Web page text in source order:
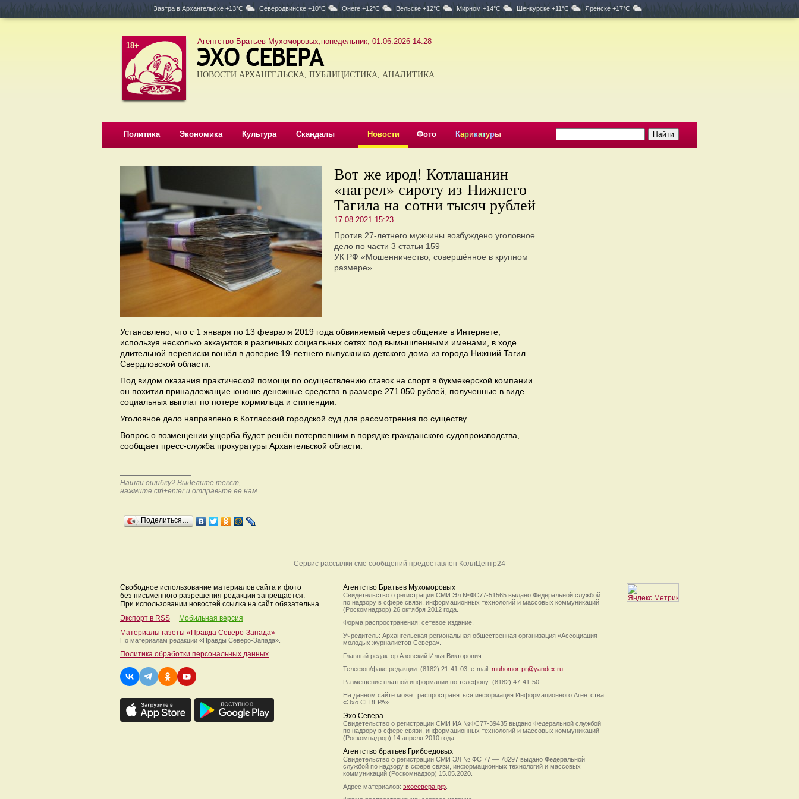
Завтра в Архангельске +13°C Северодвинске +10°C Онеге +12°C Вельске +12°C Мирном +14°C Шенкурске +11°C Яренске +17°C
18+ Агентство Братьев Мухоморовых,понедельник, 01.06.2026 14:28
НОВОСТИ АРХАНГЕЛЬСКА, ПУБЛИЦИСТИКА, АНАЛИТИКА
Политика Экономика Культура Скандалы Новости Фото Карикатуры
Вот же ирод! Котлашанин
«нагрел» сироту из Нижнего
Тагила на сотни тысяч рублей
17.08.2021 15:23
Против 27-летнего мужчины возбуждено уголовное
дело по части 3 статьи 159
УК РФ «Мошенничество, совершённое в крупном
размере».
Установлено, что с 1 января по 13 февраля 2019 года обвиняемый через общение в Интернете,
используя несколько аккаунтов в различных социальных сетях под вымышленными именами, в ходе
длительной переписки вошёл в доверие 19-летнего выпускника детского дома из города Нижний Тагил
Свердловской области.
Под видом оказания практической помощи по осуществлению ставок на спорт в букмекерской компании
он похитил принадлежащие юноше денежные средства в размере 271 050 рублей, полученные в виде
социальных выплат по потере кормильца и стипендии.
Уголовное дело направлено в Котласский городской суд для рассмотрения по существу.
Вопрос о возмещении ущерба будет решён потерпевшим в порядке гражданского судопроизводства, —
сообщает пресс-служба прокуратуры Архангельской области.
Нашли ошибку? Выделите текст,
нажмите ctrl+enter и отправьте ее нам.
Поделиться…
Сервис рассылки смс-сообщений предоставлен КоллЦентр24
Свободное использование материалов сайта и фото
без письменного разрешения редакции запрещается.
При использовании новостей ссылка на сайт обязательна.
Экспорт в RSS
Мобильная версия
Материалы газеты «Правда Северо-Запада»
По материалам редакции «Правды Северо-Запада».
Политика обработки персональных данных
Агентство Братьев Мухоморовых
Свидетельство о регистрации СМИ Эл №ФС77-51565 выдано Федеральной службой
по надзору в сфере связи, информационных технологий и массовых коммуникаций
(Роскомнадзор) 26 октября 2012 года.
Форма распространения: сетевое издание.
Учредитель: Архангельская региональная общественная организация «Ассоциация
молодых журналистов Севера».
Главный редактор Азовский Илья Викторович.
Телефон/факс редакции: (8182) 21-41-03, e-mail: muhomor-pr@yandex.ru
Размещение платной информации по телефону: (8182) 47-41-50.
На данном сайте может распространяться информация Информационного Агентства
«Эхо СЕВЕРА».
Эхо Севера
Свидетельство о регистрации СМИ ИА №ФС77-39435 выдано Федеральной службой
по надзору в сфере связи, информационных технологий и массовых коммуникаций
(Роскомнадзор) 14 апреля 2010 года.
Агентство братьев Грибоедовых
Свидетельство о регистрации СМИ ЭЛ № ФС 77 — 78297 выдано Федеральной
службой по надзору в сфере связи, информационных технологий и массовых
коммуникаций (Роскомнадзор) 15.05.2020.
Адрес материалов: эхосевера.рф